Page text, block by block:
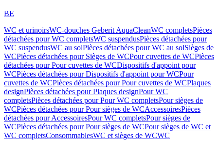
BE
WC et urinoirsWC-douches Geberit AquaCleanWC completsPièces
détachées pour WC completsWC suspendusPièces détachées pour
WC suspendusWC au solPièces détachées pour WC au solSièges de
WCPièces détachées pour Sièges de WCPour cuvettes de WCPièces
détachées pour Pour cuvettes de WCDispositifs d'appoint pour
WCPièces détachées pour Dispositifs d'appoint pour WCPour
cuvettes de WCPièces détachées pour Pour cuvettes de WCPlaques
designPièces détachées pour Plaques designPour WC
completsPièces détachées pour Pour WC completsPour sièges de
WCPièces détachées pour Pour sièges de WCAccessoiresPièces
détachées pour AccessoiresPour WC completsPour sièges de
WCPièces détachées pour Pour sièges de WCPour sièges de WC et
WC completsConsommablesWC et sièges de WCWC